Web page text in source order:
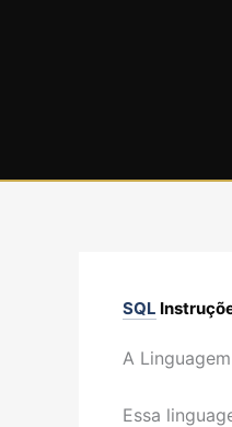
SQL
A Linguagem
Essa